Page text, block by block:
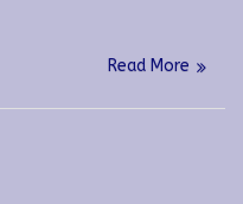
Read More